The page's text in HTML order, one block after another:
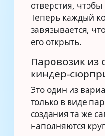
отверстия,
Теперь каждый
завязывается,
его открыть.
Паровозик из
киндер-
Это один из
только в виде
создания та же
наполняются